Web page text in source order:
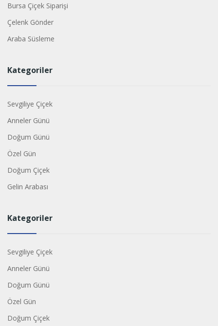
Bursa Çiçek Siparişi
Çelenk Gönder
Araba Süsleme
Kategoriler
Sevgiliye Çiçek
Anneler Günü
Doğum Günü
Özel Gün
Doğum Çiçek
Gelin Arabası
Kategoriler
Sevgiliye Çiçek
Anneler Günü
Doğum Günü
Özel Gün
Doğum Çiçek